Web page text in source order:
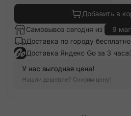
Добавить в
Самовывоз сегодня из
9
Доставка по городу бесплатно
Доставка Яндекс Go за 3 часа
У нас выгодная цена!
Нашли дешевле? Снизим цену!